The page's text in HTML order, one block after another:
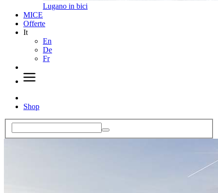
Lugano in bici
MICE
Offerte
It
En
De
Fr
Shop